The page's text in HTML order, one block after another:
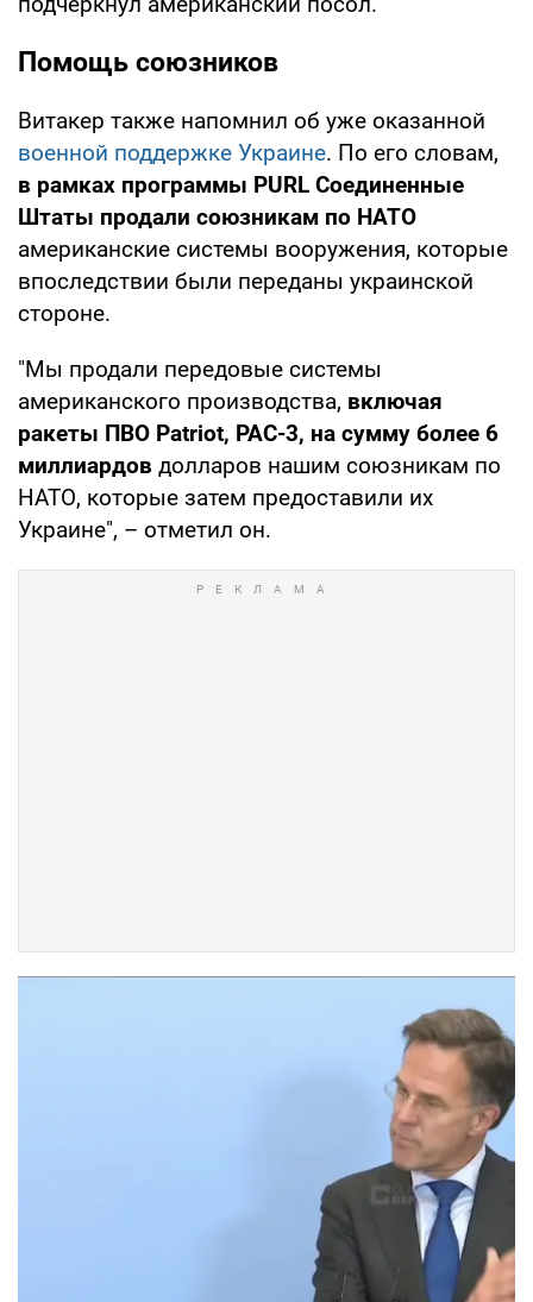
Помощь союзников
Витакер также напомнил об уже оказанной
военной поддержке Украине. По его словам,
в рамках программы PURL Соединенные
Штаты продали союзникам по НАТО
американские системы вооружения, которые
впоследствии были переданы украинской
стороне.
"Мы продали передовые системы
американского производства, включая
ракеты ПВО Patriot, PAC-3, на сумму более 6
миллиардов долларов нашим союзникам по
НАТО, которые затем предоставили их
Украине", – отметил он.